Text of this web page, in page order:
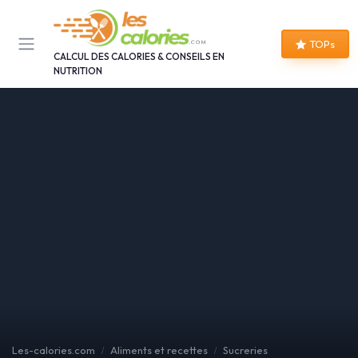
CALCUL DES CALORIES & CONSEILS EN
NUTRITION
TOPs
Les-calories.com Aliments et recettes Sucreries
Panneau de gestion des cookies